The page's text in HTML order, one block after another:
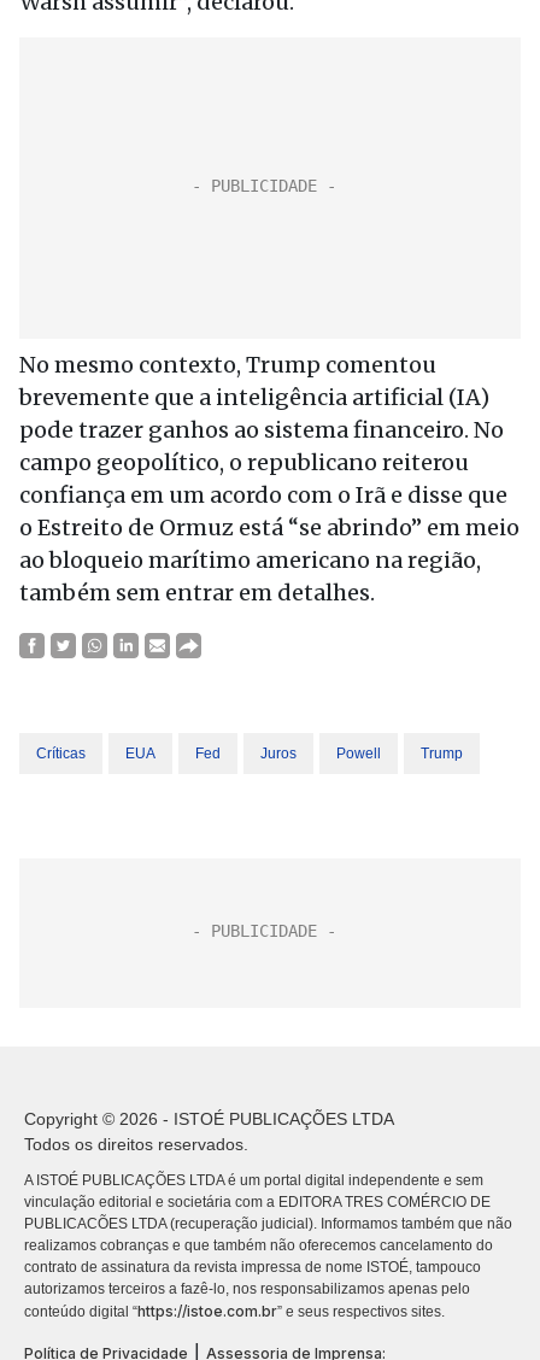
No mesmo contexto, Trump comentou
brevemente que a inteligência artificial (IA)
pode trazer ganhos ao sistema financeiro. No
campo geopolítico, o republicano reiterou
confiança em um acordo com o Irã e disse que
o Estreito de Ormuz está “se abrindo” em meio
ao bloqueio marítimo americano na região,
também sem entrar em detalhes.
Críticas EUA Fed Juros Powell Trump
Copyright © 2026 - ISTOÉ PUBLICAÇÕES LTDA
Todos os direitos reservados.
A ISTOÉ PUBLICAÇÕES LTDA é um portal digital independente e sem
vinculação editorial e societária com a EDITORA TRES COMÉRCIO DE
PUBLICACÕES LTDA (recuperação judicial). Informamos também que não
realizamos cobranças e que também não oferecemos cancelamento do
contrato de assinatura da revista impressa de nome ISTOÉ, tampouco
autorizamos terceiros a fazê-lo, nos responsabilizamos apenas pelo
conteúdo digital “https://istoe.com.br” e seus respectivos sites.
Política de Privacidade Assessoria de Imprensa: